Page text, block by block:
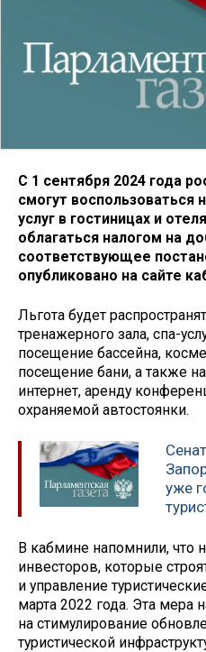
С 1 сентября 2024 года
смогут воспользоваться
услуг в гостиницах и
облагаться налогом на
соответствующее
опубликовано на сайте
Льгота будет
тренажерного зала, спа-
посещение бассейна,
посещение бани, а также на
интернет, аренду
охраняемой автостоянки.
уже
В кабмине напомнили, что
инвесторов, которые
и управление
марта 2022 года. Эта мера
на стимулирование
туристической